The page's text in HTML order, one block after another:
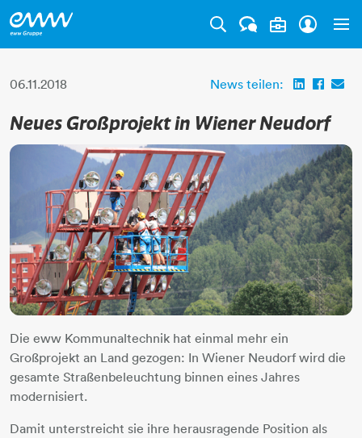
06.11.2018 News teilen:
Neues Großprojekt in Wiener Neudorf
Die eww Kommunaltechnik hat einmal mehr ein
Großprojekt an Land gezogen: In Wiener Neudorf wird die
gesamte Straßenbeleuchtung binnen eines Jahres
modernisiert.
Damit unterstreicht sie ihre herausragende Position als